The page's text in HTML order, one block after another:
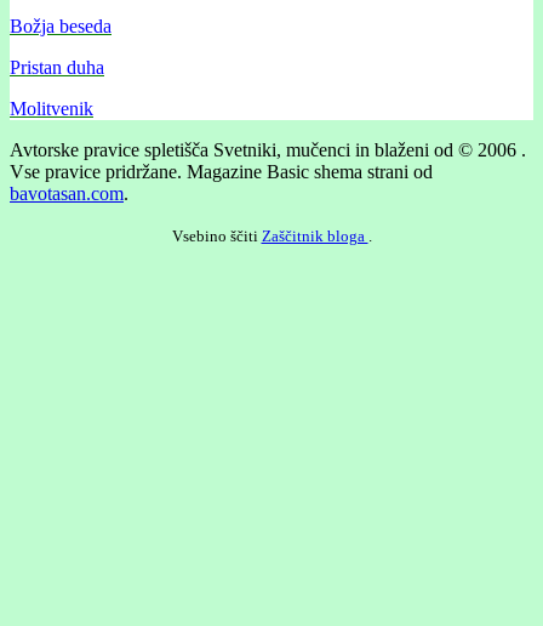
Božja beseda
Pristan duha
Molitvenik
Avtorske pravice spletišča Svetniki, mučenci in blaženi od © 2006 .
Vse pravice pridržane. Magazine Basic shema strani od
bavotasan.com.
Vsebino ščiti Zaščitnik bloga